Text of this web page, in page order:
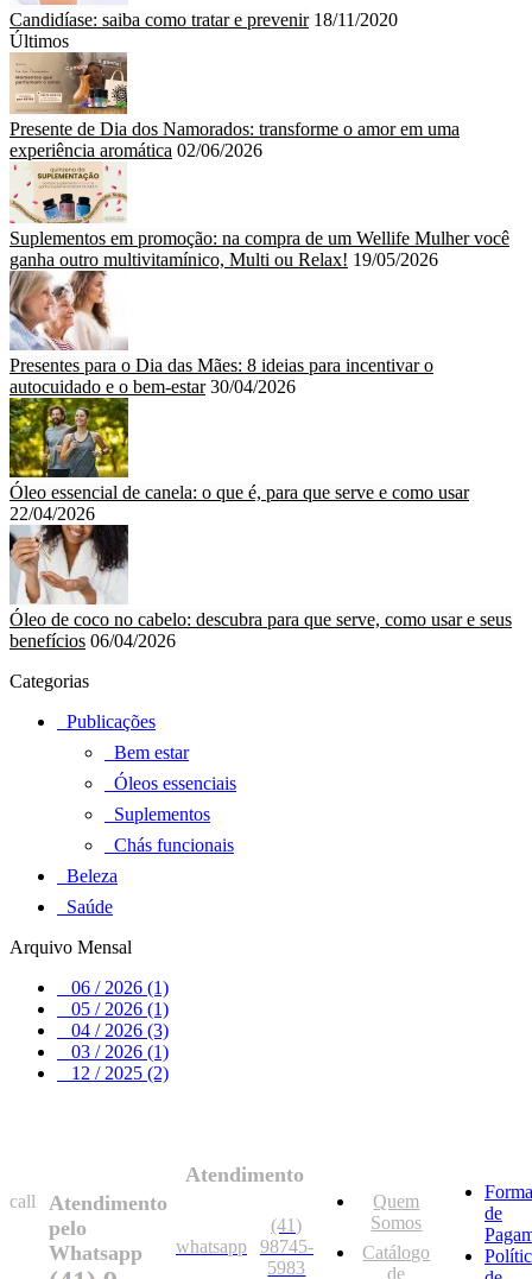
Candidíase: saiba como tratar e prevenir 18/11/2020
Últimos
Presente de Dia dos Namorados: transforme o amor em uma
experiência aromática 02/06/2026
Suplementos em promoção: na compra de um Wellife Mulher você
ganha outro multivitamínico, Multi ou Relax! 19/05/2026
Presentes para o Dia das Mães: 8 ideias para incentivar o
autocuidado e o bem-estar 30/04/2026
Óleo essencial de canela: o que é, para que serve e como usar
22/04/2026
Óleo de coco no cabelo: descubra para que serve, como usar e seus
benefícios 06/04/2026
Categorias
Publicações
Bem estar
Óleos essenciais
Suplementos
Chás funcionais
Beleza
Saúde
Arquivo Mensal
06 / 2026 (1)
05 / 2026 (1)
04 / 2026 (3)
03 / 2026 (1)
12 / 2025 (2)
call
Atendimento
pelo
Whatsapp
Atendimento
whatsapp
(41)
98745-
5983
Quem
Somos
Catálogo
de
de